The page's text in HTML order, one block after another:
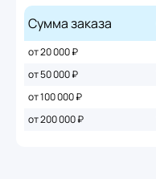
Сумма заказа
от 20 000 ₽
от 50 000 ₽
от 100 000 ₽
от 200 000 ₽